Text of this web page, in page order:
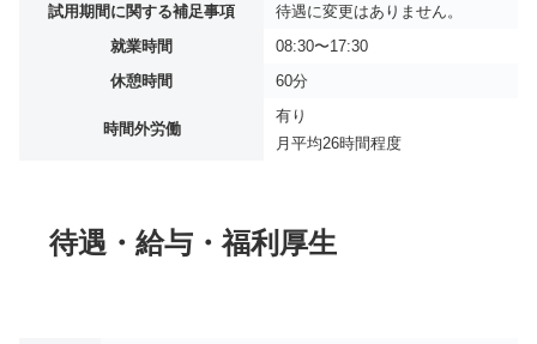
試用期間に関する補足事項
待遇に変更はありません。
就業時間
08:30〜17:30
休憩時間
60分
時間外労働
有り
月平均26時間程度
待遇・給与・福利厚生